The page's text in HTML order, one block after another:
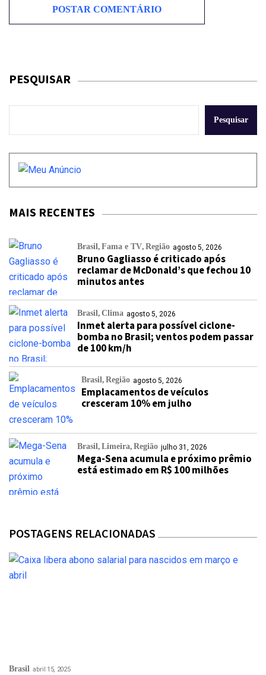
PESQUISAR
Pesquisar
MAIS RECENTES
Brasil Fama e TV Região agosto 5, 2026
Bruno Gagliasso é criticado após
reclamar de McDonald’s que fechou 10
minutos antes
Brasil Clima agosto 5, 2026
Inmet alerta para possível ciclone-
bomba no Brasil; ventos podem passar
de 100 km/h
Brasil Região agosto 5, 2026
Emplacamentos de veículos
cresceram 10% em julho
Brasil Limeira Região julho 31, 2026
Mega-Sena acumula e próximo prêmio
está estimado em R$ 100 milhões
POSTAGENS RELACIONADAS
Brasil abril 15, 2025